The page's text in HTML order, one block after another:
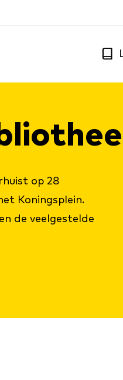
op 28
Koningsplein.
de veelgestelde